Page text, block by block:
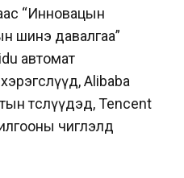
“Инновацын
шинэ давалгаа”
автомат
Alibaba
төслүүдэд, Tencent
чиглэлд